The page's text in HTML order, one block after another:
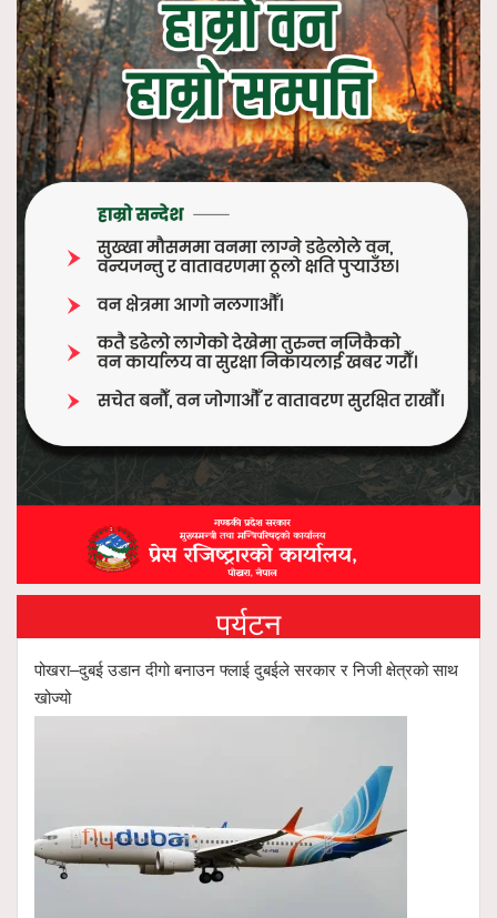
पर्यटन
पोखरा–दुबई उडान दीगो बनाउन फ्लाई दुबईले सरकार र निजी क्षेत्रको साथ
खोज्यो